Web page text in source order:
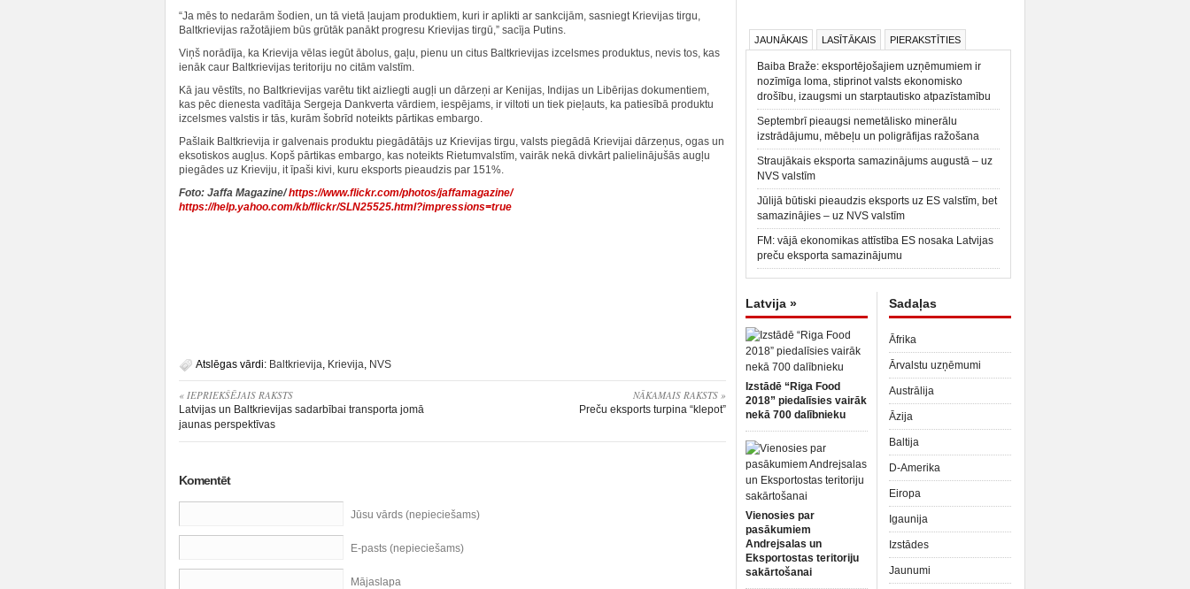
“Ja mēs to nedarām šodien, un tā vietā ļaujam produktiem, kuri ir aplikti ar sankcijām, sasniegt Krievijas tirgu,
Baltkrievijas ražotājiem būs grūtāk panākt progresu Krievijas tirgū,” sacīja Putins.
Viņš norādīja, ka Krievija vēlas iegūt ābolus, gaļu, pienu un citus Baltkrievijas izcelsmes produktus, nevis tos, kas
ienāk caur Baltkrievijas teritoriju no citām valstīm.
Kā jau vēstīts, no Baltkrievijas varētu tikt aizliegti augļi un dārzeņi ar Kenijas, Indijas un Libērijas dokumentiem,
kas pēc dienesta vadītāja Sergeja Dankverta vārdiem, iespējams, ir viltoti un tiek pieļauts, ka patiesībā produktu
izcelsmes valstis ir tās, kurām šobrīd noteikts pārtikas embargo.
Pašlaik Baltkrievija ir galvenais produktu piegādātājs uz Krievijas tirgu, valsts piegādā Krievijai dārzeņus, ogas un
eksotiskos augļus. Kopš pārtikas embargo, kas noteikts Rietumvalstīm, vairāk nekā divkārt palielinājušās augļu
piegādes uz Krieviju, it īpaši kivi, kuru eksports pieaudzis par 151%.
Foto: Jaffa Magazine/https://www.flickr.com/photos/jaffamagazine/
https://help.yahoo.com/kb/flickr/SLN25525.html?impressions=true
Atslēgas vārdi: Baltkrievija, Krievija, NVS
« IEPRIEKŠĒJAIS RAKSTS
Latvijas un Baltkrievijas sadarbībai transporta jomā
jaunas perspektīvas
NĀKAMAIS RAKSTS »
Preču eksports turpina “klepot”
Komentēt
Jūsu vārds (nepieciešams)
E-pasts (nepieciešams)
Mājaslapa
JAUNĀKAIS LASĪTĀKAIS PIERAKSTĪTIES
Baiba Braže: eksportējošajiem uzņēmumiem ir
nozīmīga loma, stiprinot valsts ekonomisko
drošību, izaugsmi un starptautisko atpazīstamību
Septembrī pieaugsi nemetālisko minerālu
izstrādājumu, mēbeļu un poligrāfijas ražošana
Straujākais eksporta samazinājums augustā – uz
NVS valstīm
Jūlijā būtiski pieaudzis eksports uz ES valstīm, bet
samazinājies – uz NVS valstīm
FM: vājā ekonomikas attīstība ES nosaka Latvijas
preču eksporta samazinājumu
Latvija »
Izstādē “Riga Food
2018” piedalīsies vairāk
nekā 700 dalībnieku
Vienosies par
pasākumiem
Andrejsalas un
Eksportostas teritoriju
sakārtošanai
Sadaļas
Āfrika
Ārvalstu uzņēmumi
Austrālija
Āzija
Baltija
D-Amerika
Eiropa
Igaunija
Izstādes
Jaunumi